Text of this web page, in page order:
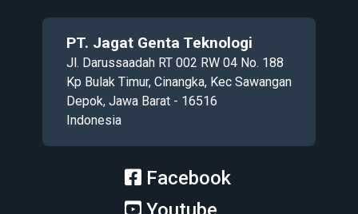
PT. Jagat Genta Teknologi
Jl. Darussaadah RT 002 RW 04 No. 188
Kp Bulak Timur, Cinangka, Kec Sawangan
Depok, Jawa Barat - 16516
Indonesia
Facebook